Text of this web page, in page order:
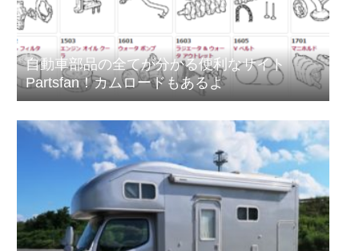
自動車部品の全てが分かる便利なサイト
Partsfan！カムロードもあるよ